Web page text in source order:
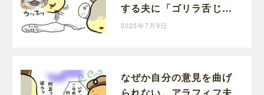
する夫に「ゴリラ舌じゃ
ん」って。｜てる子の育
2025年7月9日
なぜか自分の意見を曲げ